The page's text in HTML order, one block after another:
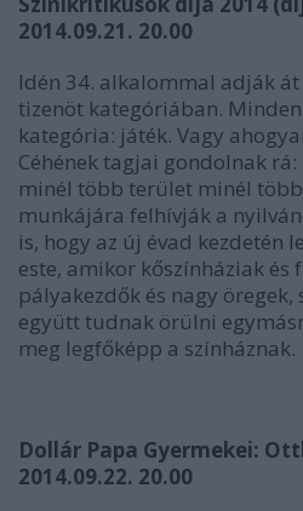
2014.09.21. 20.00
Idén 34. alkalommal adják
tizenöt kategóriában.
kategória: játék. Vagy
Céhének tagjai gondolnak
minél több terület minél
munkájára felhívják a
is, hogy az új évad kezdetén
este, amikor kőszínháziak és
pályakezdők és nagy öregek,
együtt tudnak örülni
meg legfőképp a színháznak.
Dollár Papa Gyermekei:
2014.09.22. 20.00